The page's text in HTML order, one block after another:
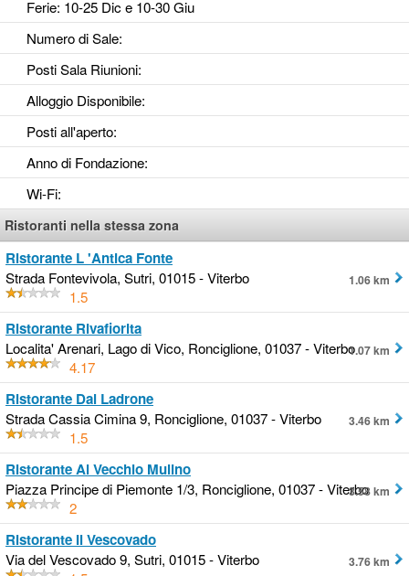
Ferie: 10-25 Dic e 10-30 Giu
Numero di Sale:
Posti Sala Riunioni:
Alloggio Disponibile:
Posti all'aperto:
Anno di Fondazione:
Wi-Fi:
Ristoranti nella stessa zona
Ristorante L 'Antica Fonte
Strada Fontevivola, Sutri, 01015 - Viterbo
1.5
1.06 km
Ristorante Rivafiorita
Localita' Arenari, Lago di Vico, Ronciglione, 01037 - Viterbo
4.17
1.07 km
Ristorante Dal Ladrone
Strada Cassia Cimina 9, Ronciglione, 01037 - Viterbo
1.5
3.46 km
Ristorante Al Vecchio Mulino
Piazza Principe di Piemonte 1/3, Ronciglione, 01037 - Viterbo
2
3.58 km
Ristorante Il Vescovado
Via del Vescovado 9, Sutri, 01015 - Viterbo
3.76 km